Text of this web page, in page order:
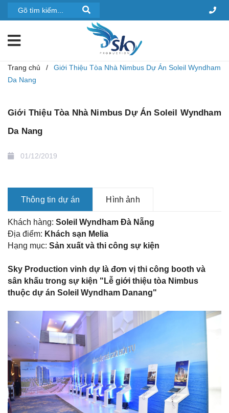
Trang chủ /
Giới Thiệu Tòa Nhà Nimbus Dự Án Soleil Wyndham
Da Nang
Giới Thiệu Tòa Nhà Nimbus Dự Án Soleil Wyndham
Da Nang
01/12/2019
Thông tin dự án Hình ảnh
Khách hàng: Soleil Wyndham Đà Nẵng
Địa điểm: Khách sạn Melia
Hạng mục: Sản xuất và thi công sự kiện
Sky Production vinh dự là đơn vị thi công booth và
sân khấu trong sự kiện "Lễ giới thiệu tòa Nimbus
thuộc dự án Soleil Wyndham Danang"